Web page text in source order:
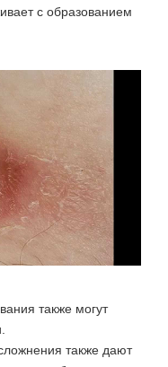
с образованием
также могут
также дают